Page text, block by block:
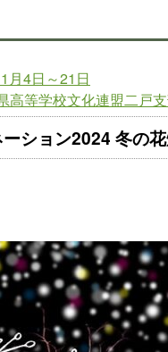
月4日～21日
高等学校文化連盟二
ーション2024 冬